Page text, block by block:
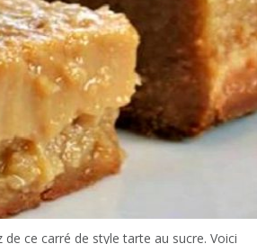
ce carré de style tarte au sucre. Voici